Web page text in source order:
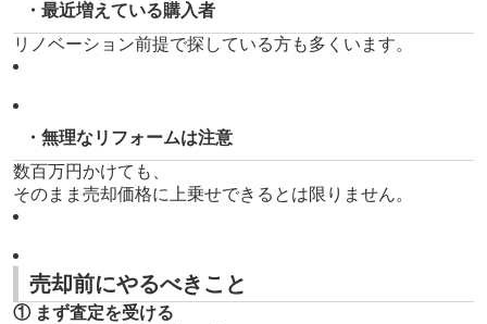
・最近増えている購入者
リノベーション前提で探している方も多くいます。
・無理なリフォームは注意
数百万円かけても、
そのまま売却価格に上乗せできるとは限りません。
売却前にやるべきこと
① まず査定を受ける